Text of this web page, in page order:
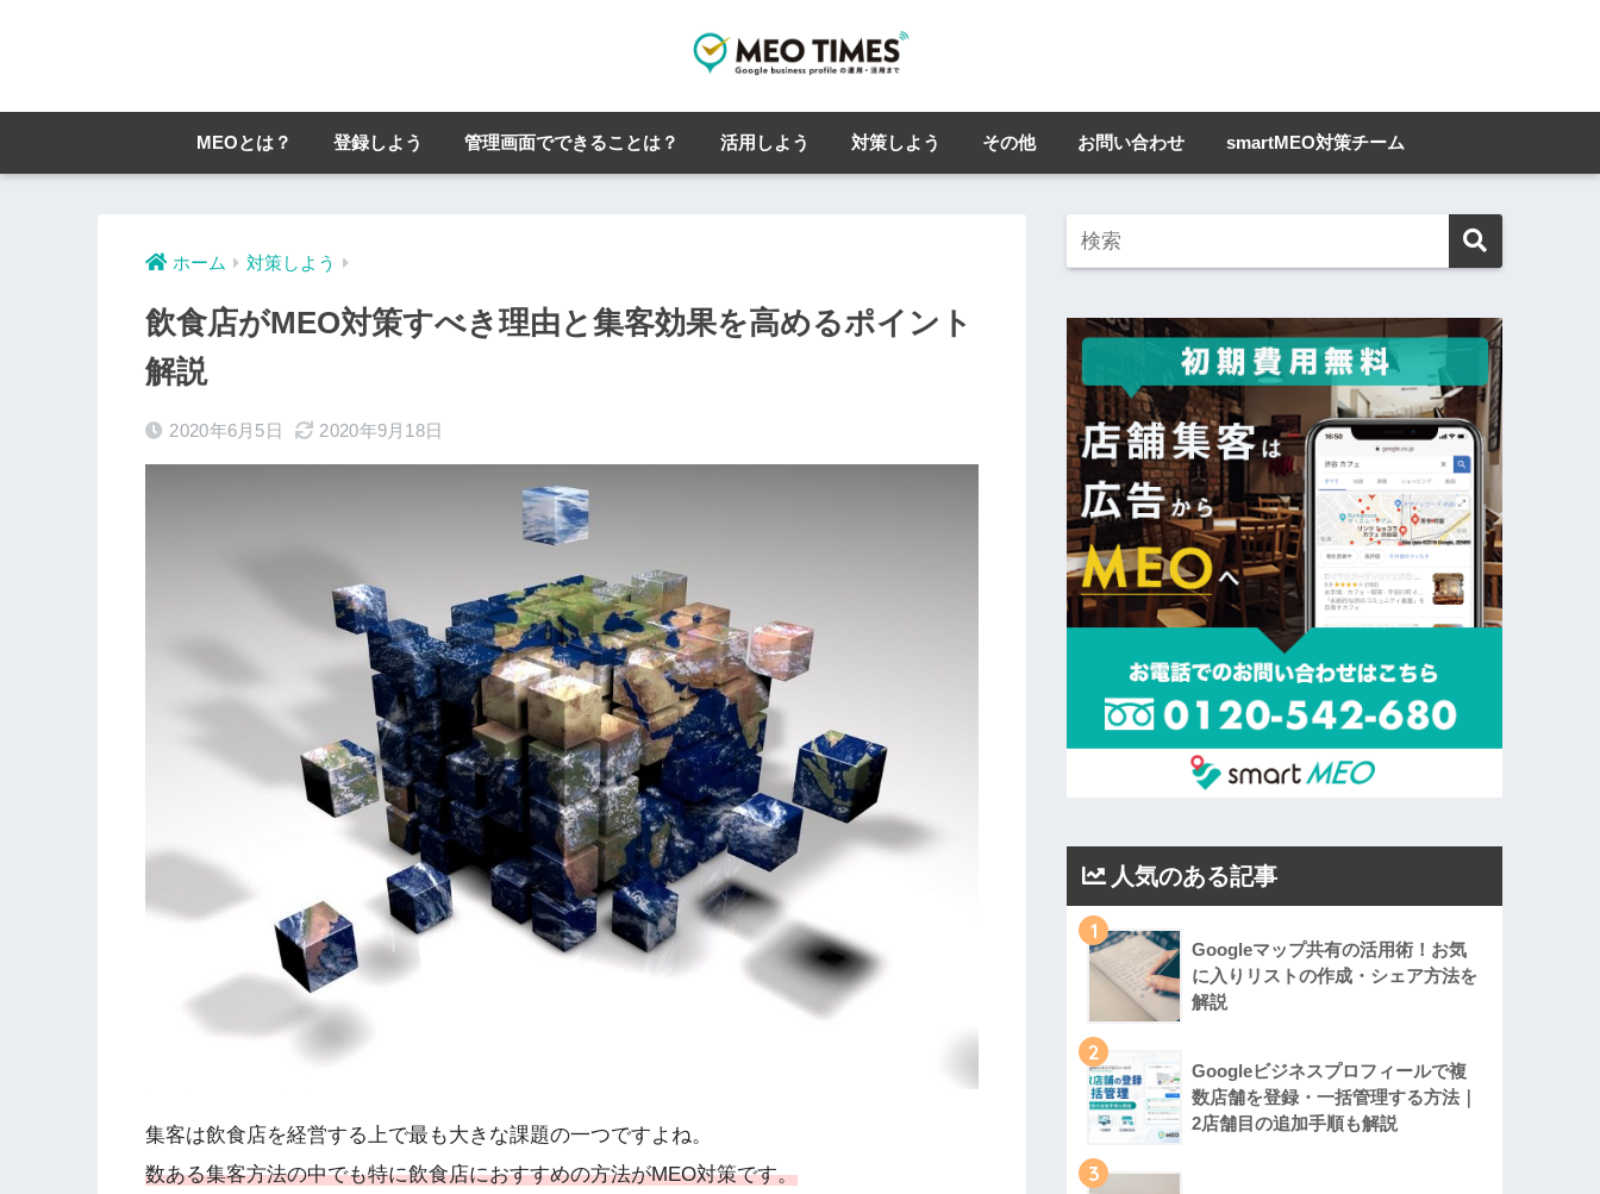
MEOとは？ 登録しよう 管理画面でできることは？ 活用しよう 対策しよう その他 お問い合わせ smartMEO対策チーム
ホーム 対策しよう
飲食店がMEO対策すべき理由と集客効果を高めるポイント
解説
2020年6月5日 2020年9月18日
集客は飲食店を経営する上で最も大きな課題の一つですよね。
数ある集客方法の中でも特に飲食店におすすめの方法がMEO対策です。
人気のある記事
1
Googleマップ共有の活用術！お気
に入りリストの作成・シェア方法を
解説
2
Googleビジネスプロフィールで複
数店舗を登録・一括管理する方法｜
2店舗目の追加手順も解説
3